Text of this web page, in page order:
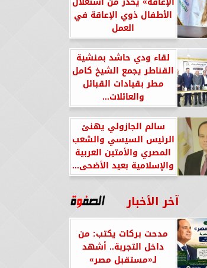
الأطفال ذوي الإعاقة في
العمل
لقاء ودي حاشد بمنشية
القناطر يجمع الشيخ كامل
مطر بقيادات القبائل
والعائلات...
سالم الجازولي يهنئ
الرئيس السيسي والشعب
المصري والأمتين العربية
والإسلامية بعيد الأضحى...
آخر الأخبار
مدحت بركات يكتب: من
داخل التجربة.. أشهد
لـ«مستقبل مصر»